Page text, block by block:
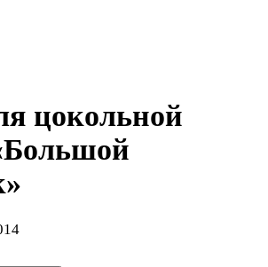
цокольной